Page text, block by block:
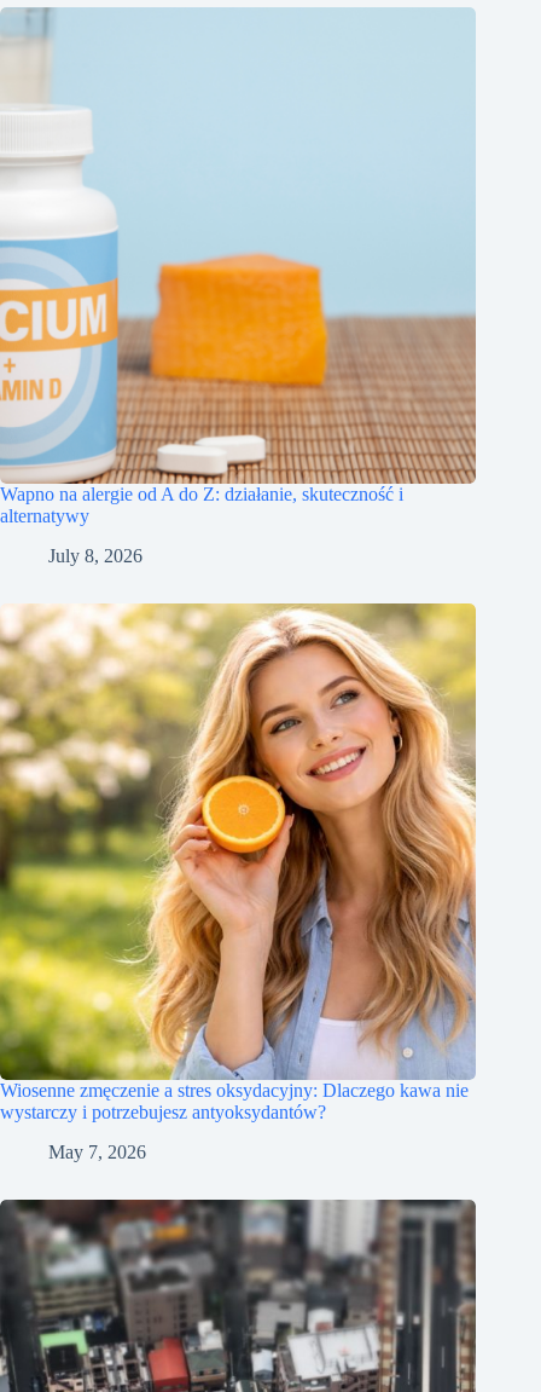
Wapno na alergie od A do Z: działanie, skuteczność i
alternatywy
July 8, 2026
Wiosenne zmęczenie a stres oksydacyjny: Dlaczego kawa nie
wystarczy i potrzebujesz antyoksydantów?
May 7, 2026